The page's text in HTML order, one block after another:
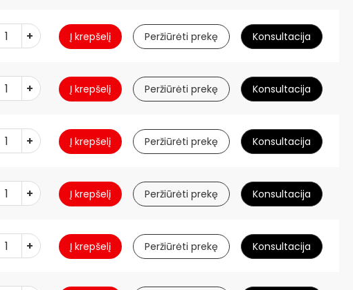
+ Į krepšelį Peržiūrėti prekę Konsultacija
+ Į krepšelį Peržiūrėti prekę Konsultacija
+ Į krepšelį Peržiūrėti prekę Konsultacija
+ Į krepšelį Peržiūrėti prekę Konsultacija
+ Į krepšelį Peržiūrėti prekę Konsultacija